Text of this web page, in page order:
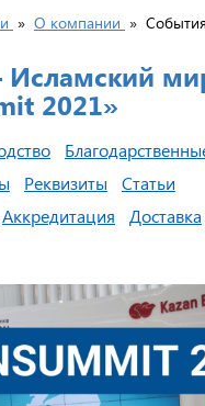
» О компании » События
Исламский
2021»
Реквизиты
Статьи
Аккредитация Доставка